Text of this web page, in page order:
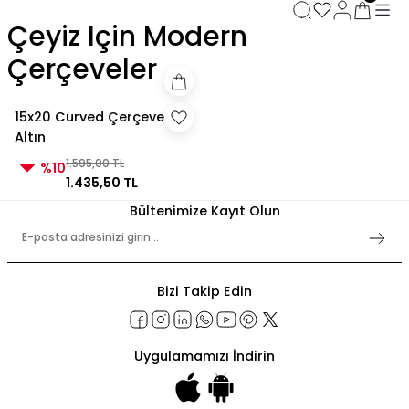
3000 TL ve Üzeri Alışverişlerde Kargo Bedava! 2
3000 TL ve Üzeri Alışverişlerde Kargo Bedava!
3000 TL ve Üzeri Alışverişlerde Kargo Bedava!
Çeyiz Için Modern
Çerçeveler
15x20 Curved Çerçeve
Altın
%101.595,00 TL
1.435,50 TL
Bültenimize Kayıt Olun
Bizi Takip Edin
Uygulamamızı İndirin